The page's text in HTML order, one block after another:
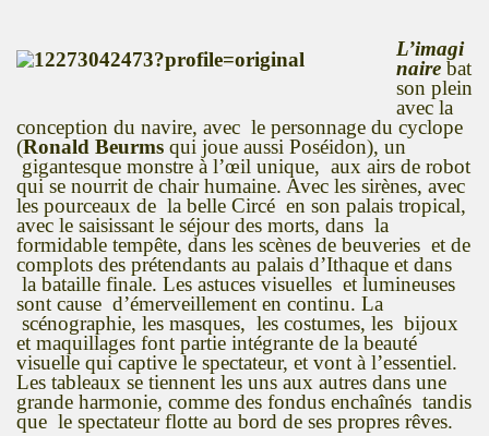
L’imagi
naire bat
son plein
avec la
conception du navire, avec le personnage du cyclope
(Ronald Beurms qui joue aussi Poséidon), un
gigantesque monstre à l’œil unique, aux airs de robot
qui se nourrit de chair humaine. Avec les sirènes, avec
les pourceaux de la belle Circé en son palais tropical,
avec le saisissant le séjour des morts, dans la
formidable tempête, dans les scènes de beuveries et de
complots des prétendants au palais d’Ithaque et dans
la bataille finale. Les astuces visuelles et lumineuses
sont cause d’émerveillement en continu. La
scénographie, les masques, les costumes, les bijoux
et maquillages font partie intégrante de la beauté
visuelle qui captive le spectateur, et vont à l’essentiel.
Les tableaux se tiennent les uns aux autres dans une
grande harmonie, comme des fondus enchaînés tandis
que le spectateur flotte au bord de ses propres rêves.